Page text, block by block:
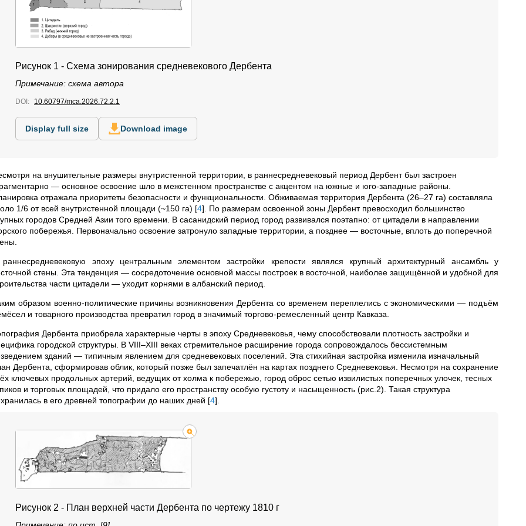
Рисунок 1 - Схема зонирования средневекового Дербента
Примечание: схема автора
DOI: 10.60797/mca.2026.72.2.1
Display full size Download image
на внушительные размеры внутристенной территории, в раннесредневековый период Дербент был застроен
— основное освоение шло в межстенном пространстве с акцентом на южные и юго‑западные районы.
отражала приоритеты безопасности и функциональности. Обживаемая территория Дербента (26–27 га) составляла
1/6 от всей внутристенной площади (~150 га) [4] . По размерам освоенной зоны Дербент превосходил большинство
городов Средней Азии того времени. В сасанидский период город развивался поэтапно: от цитадели в направлении
побережья. Первоначально освоение затронуло западные территории, а позднее — восточные, вплоть до поперечной
эпоху центральным элементом застройки крепости являлся крупный архитектурный ансамбль у
стены. Эта тенденция — сосредоточение основной массы построек в восточной, наиболее защищённой и удобной для
части цитадели — уходит корнями в албанский период.
образом военно‑политические причины возникновения Дербента со временем переплелись с экономическими — подъём
и товарного производства превратил город в значимый торгово‑ремесленный центр Кавказа.
Дербента приобрела характерные черты в эпоху Средневековья, чему способствовали плотность застройки и
городской структуры. В VIII–XIII веках стремительное расширение города сопровождалось бессистемным
зданий — типичным явлением для средневековых поселений. Эта стихийная застройка изменила изначальный
Дербента, сформировав облик, который позже был запечатлён на картах позднего Средневековья. Несмотря на сохранение
ключевых продольных артерий, ведущих от холма к побережью, город оброс сетью извилистых поперечных улочек, тесных
и торговых площадей, что придало его пространству особую густоту и насыщенность (рис.2). Такая структура
в его древней топографии до наших дней [4]
Рисунок 2 - План верхней части Дербента по чертежу 1810 г